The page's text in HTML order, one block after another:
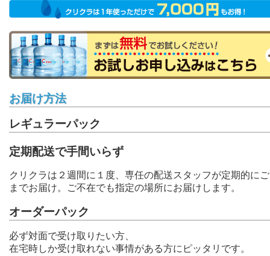
お届け方法
レギュラーパック
定期配送で手間いらず
クリクラは２週間に１度、専任の配送スタッフが定期的に
までお届け。ご不在でも指定の場所にお届けします。
オーダーパック
必ず対面で受け取りたい方、
在宅時しか受け取れない事情がある方にピッタリです。